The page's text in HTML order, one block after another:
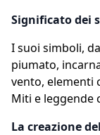
Significato dei
I suoi simboli,
piumato,
vento, elementi
Miti e leggende
La creazione